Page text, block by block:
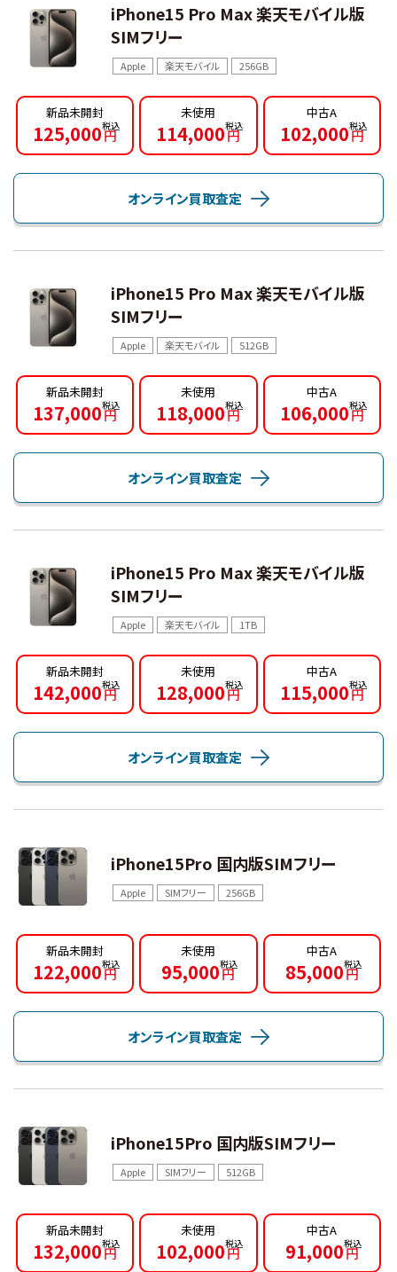
iPhone15 Pro Max 楽天モバイル版
SIMフリー
Apple 楽天モバイル 256GB
新品未開封
125,000円
未使用
114,000円
中古A
102,000円
オンライン買取査定
iPhone15 Pro Max 楽天モバイル版
SIMフリー
Apple 楽天モバイル 512GB
新品未開封
137,000円
未使用
118,000円
中古A
106,000円
オンライン買取査定
iPhone15 Pro Max 楽天モバイル版
SIMフリー
Apple 楽天モバイル 1TB
新品未開封
142,000円
未使用
128,000円
中古A
115,000円
オンライン買取査定
iPhone15Pro 国内版SIMフリー
Apple SIMフリー 256GB
新品未開封
122,000円
未使用
95,000円
中古A
85,000円
オンライン買取査定
iPhone15Pro 国内版SIMフリー
Apple SIMフリー 512GB
新品未開封
132,000円
未使用
102,000円
中古A
91,000円